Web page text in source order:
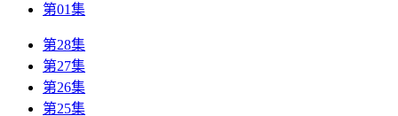
第01集
第28集
第27集
第26集
第25集